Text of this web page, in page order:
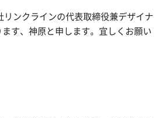
リンクラインの代表取締役兼デザイナ
す、神原と申します。宜しくお願い